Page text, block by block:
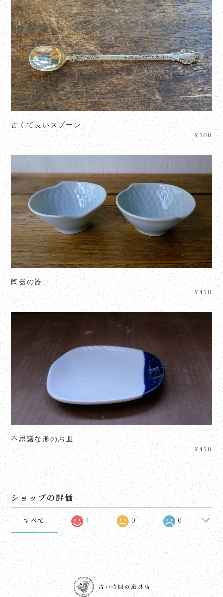
古くて長いスプーン
¥500
陶器の器
¥450
不思議な形のお皿
¥450
ショップの評価
すべて 4 0 0